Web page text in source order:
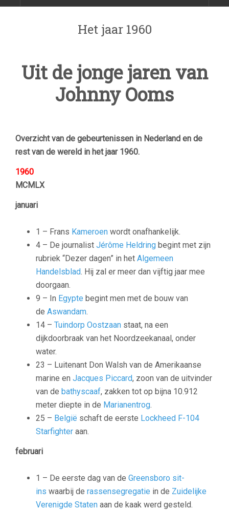
Het jaar 1960
Uit de jonge jaren van
Johnny Ooms
Overzicht van de gebeurtenissen in Nederland en de
rest van de wereld in het jaar 1960.
1960
MCMLX
januari
1 – Frans Kameroen wordt onafhankelijk.
4 – De journalist Jérôme Heldring begint met zijn
rubriek “Dezer dagen” in het Algemeen
Handelsblad. Hij zal er meer dan vijftig jaar mee
doorgaan.
9 – In Egypte begint men met de bouw van
de Aswandam.
14 – Tuindorp Oostzaan staat, na een
dijkdoorbraak van het Noordzeekanaal, onder
water.
23 – Luitenant Don Walsh van de Amerikaanse
marine en Jacques Piccard, zoon van de uitvinder
van de bathyscaaf, zakken tot op bijna 10.912
meter diepte in de Marianentrog.
25 – België schaft de eerste Lockheed F-104
Starfighter aan.
februari
1 – De eerste dag van de Greensboro sit-
ins waarbij de rassensegregatie in de Zuidelijke
Verenigde Staten aan de kaak werd gesteld.